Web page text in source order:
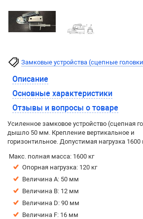
Замковые устройства (сцепные
Описание
Основные характеристики
Отзывы и вопросы о товаре
Усиленное замковое устройство (сцепная
дышло 50 мм. Крепление вертикальное и
горизонтильное. Допустимая нагрузка 1600
Макс. полная масса: 1600 кг
Опорная нагрузка: 120 кг
Величина А: 50 мм
Величина В: 12 мм
Величина D: 90 мм
Величина F: 16 мм